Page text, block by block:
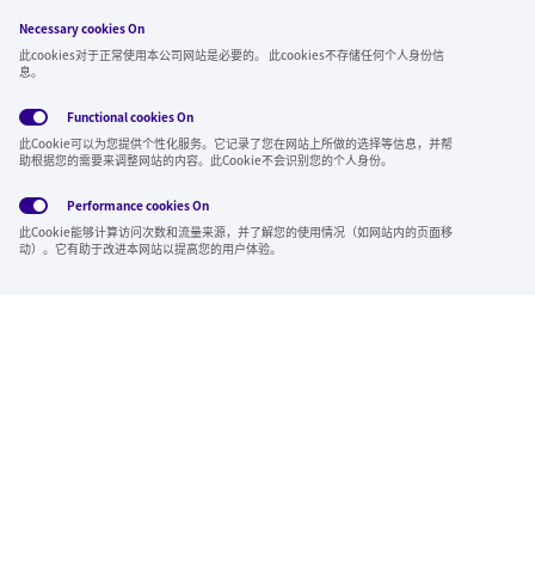
关注我们
全球隐私政
策
使用条
款
社交媒体方
针
Region & Language:
© 2026 Sumitomo Electric Industries, Ltd.
Necessary cookies On
此cookies对于正常使用本公司网站是必要的。 此cookies不存储任何个人身份信
息。
Functional cookiesOn
此Cookie可以为您提供个性化服务。它记录了您在网站上所做的选择等信息，并帮
助根据您的需要来调整网站的内容。此Cookie不会识别您的个人身份。
Performance cookiesOn
此Cookie能够计算访问次数和流量来源，并了解您的使用情况（如网站内的页面移
动）。它有助于改进本网站以提高您的用户体验。